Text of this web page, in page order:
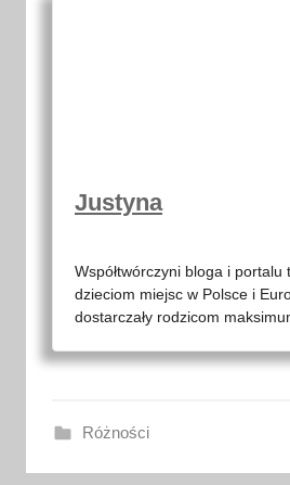
Justyna
Współtwórczyni bloga i
dzieciom miejsc w Polsce i
dostarczały rodzicom
Różności